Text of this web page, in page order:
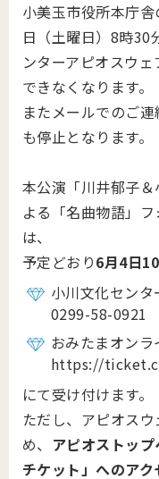
小美玉市役所本庁
日（土曜日）8時30
ンターアピオスウ
できなくなります。
またメールでのご
も停止となります。
本公演「川井郁子
よる「名曲物語」
は、
予定どおり6月4日
小川文化センタ
0299-58-0921
おみたまオンラ
https://
にて受け付けます。
ただし、アピオス
め、 アピオストッ
チケット」へのア